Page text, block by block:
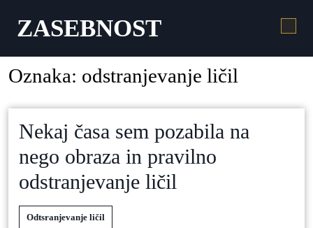
ZASEBNOST
Oznaka: odstranjevanje ličil
Nekaj časa sem pozabila na
nego obraza in pravilno
odstranjevanje ličil
Odtsranjevanje ličil